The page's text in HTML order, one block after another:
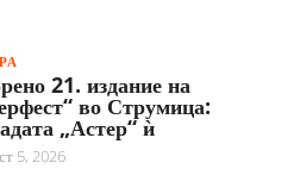
21. издание на
во Струмица:
„Астер“ ѝ
5, 2026